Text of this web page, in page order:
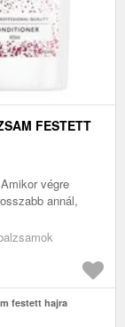
FESTETT
végre
annál,
festett hajra